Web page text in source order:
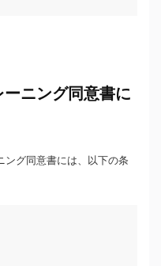
ニング同意書に
ング同意書には、以下の条